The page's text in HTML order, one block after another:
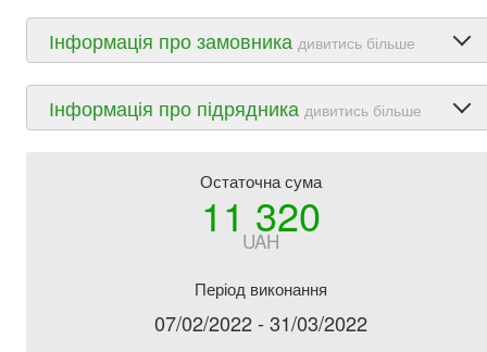
Інформація про замовника дивитись більше
Інформація про підрядника дивитись більше
Остаточна сума
11 320
UAH
Період виконання
07/02/2022 - 31/03/2022